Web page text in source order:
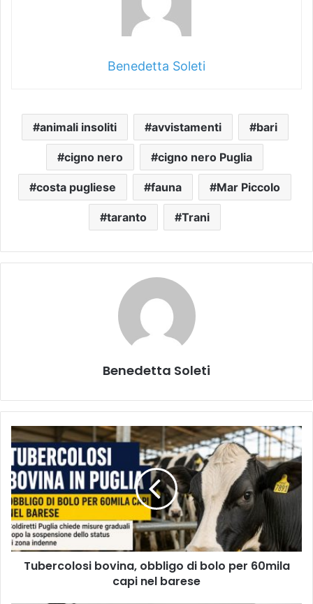
Benedetta Soleti
animali insoliti avvistamenti bari
cigno nero cigno nero Puglia
costa pugliese fauna Mar Piccolo
taranto Trani
Benedetta Soleti
Tubercolosi
bovina,
obbligo
di
bolo
per
60mila
capi
nel
barese
Tubercolosi bovina, obbligo di bolo per 60mila
capi nel barese